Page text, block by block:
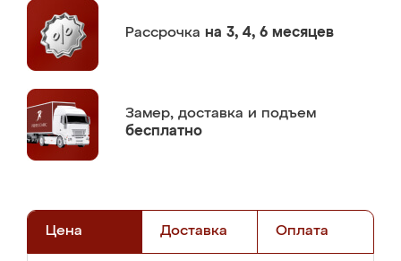
Рассрочка на 3, 4, 6 месяцев
Замер, доставка и подъем
бесплатно
Цена Доставка Оплата